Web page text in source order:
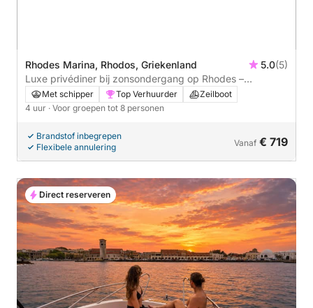
Rhodes Marina, Rhodos, Griekenland 5.0(5)
Luxe privédiner bij zonsondergang op Rhodes –
Mediterraans-Aziatische zeevruchtenhotpot
Met schipper Top Verhuurder
Zeilboot
4 uur · Voor groepen tot 8 personen
Brandstof inbegrepen
Flexibele annulering
Vanaf € 719
Direct reserveren